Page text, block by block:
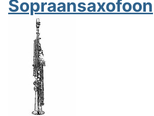
Sopraansaxofoon